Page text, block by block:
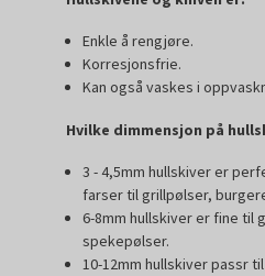
Enkle å rengjøre.
Korresjonsfrie.
Kan også vaskes i
Hvilke dimmensjon på
3 - 4,5mm hullskiver er
farser til grillpølser,
6-8mm hullskiver er fine til
spekepølser.
10-12mm hullskiver passr